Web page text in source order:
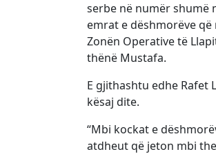
serbe në numër shumë
emrat e dëshmorëve
Zonën Operative të
thënë Mustafa.
E gjithashtu edhe Rafet
kësaj dite.
“Mbi kockat e
atdheut që jeton mbi